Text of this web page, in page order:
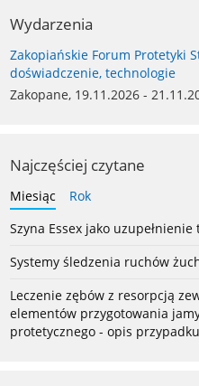
Wydarzenia
Zakopiańskie Forum Protetyki
doświadczenie, technologie
Zakopane, 19.11.2026 -
Najczęściej czytane
Miesiąc
Rok
Szyna Essex jako
Systemy śledzenia ruchów
Leczenie zębów z resorpcją
elementów przygotowania
protetycznego - opis